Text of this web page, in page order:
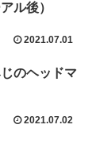
ル後）
2021.07.01
のヘッドマ
2021.07.02